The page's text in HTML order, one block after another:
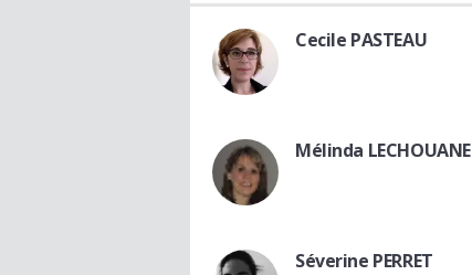
Cecile PASTEAU
Mélinda LECHOUANE
Séverine PERRET